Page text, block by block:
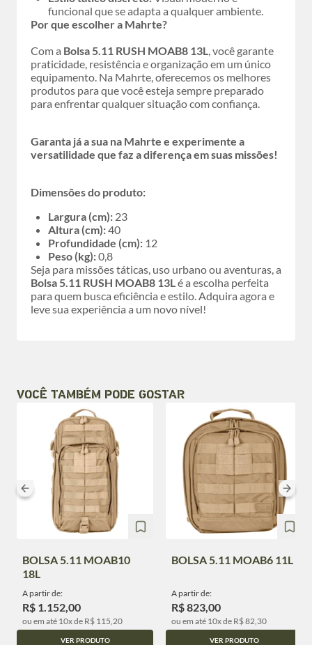
funcional que se adapta a qualquer ambiente.
Por que escolher a Mahrte?
Com a Bolsa 5.11 RUSH MOAB8 13L, você garante
praticidade, resistência e organização em um único
equipamento. Na Mahrte, oferecemos os melhores
produtos para que você esteja sempre preparado
para enfrentar qualquer situação com confiança.
Garanta já a sua na Mahrte e experimente a
versatilidade que faz a diferença em suas missões!
Dimensões do produto:
Largura (cm): 23
Altura (cm):40
Profundidade (cm): 12
Peso (kg):0,8
Seja para missões táticas, uso urbano ou aventuras, a
Bolsa 5.11 RUSH MOAB8 13Lé a escolha perfeita
para quem busca eficiência e estilo. Adquira agora e
leve sua experiência a um novo nível!
VOCÊ TAMBÉM PODE GOSTAR
BOLSA 5.11 MOAB10
18L
A partir de:
R$ 1.152,00
ou em até 10x de R$ 115,20
VER PRODUTO
BOLSA 5.11 MOAB6 11L
A partir de:
R$ 823,00
ou em até 10x de R$ 82,30
VER PRODUTO